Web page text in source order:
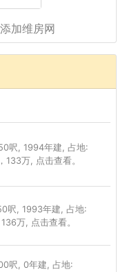
加维房网
呎, 1994年建, 占地:
万, 点击查看。
呎, 1993年建, 占地:
万, 点击查看。
呎, 0年建, 占地: